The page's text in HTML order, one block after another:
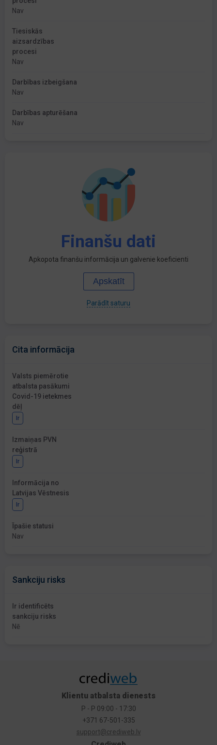
Nav
Tiesiskās
aizsardzības
procesi
Nav
Darbības izbeigšana
Nav
Darbības apturēšana
Nav
Finanšu dati
Apkopota finanšu informācija un galvenie koeficienti
Apskatīt
Parādīt saturu
Cita informācija
Valsts piemērotie
atbalsta pasākumi
Covid-19 ietekmes
dēļ
Ir
Izmaiņas PVN
reģistrā
Ir
Informācija no
Latvijas Vēstnesis
Ir
Īpašie statusi
Nav
Sankciju risks
Ir identificēts
sankciju risks
Nē
Klientu atbalsta dienests
P - P 09:00 - 17:30
+371 67-501-335
support@crediweb.lv